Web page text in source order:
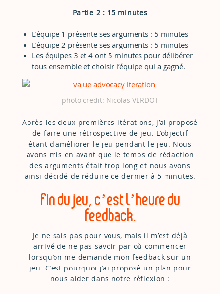
Partie 2 : 15 minutes
L’équipe 1 présente ses arguments : 5 minutes
L’équipe 2 présente ses arguments : 5 minutes
Les équipes 3 et 4 ont 5 minutes pour délibérer
tous ensemble et choisir l’équipe qui a gagné.
photo credit: Nicolas VERDOT
Après les deux premières itérations, j’ai proposé
de faire une rétrospective de jeu. L’objectif
étant d’améliorer le jeu pendant le jeu. Nous
avons mis en avant que le temps de rédaction
des arguments était trop long et nous avons
ainsi décidé de réduire ce dernier à 5 minutes.
Fin du jeu, c’est l’heure du
feedback.
Je ne sais pas pour vous, mais il m’est déjà
arrivé de ne pas savoir par où commencer
lorsqu’on me demande mon feedback sur un
jeu. C’est pourquoi j’ai proposé un plan pour
nous aider dans notre réflexion :